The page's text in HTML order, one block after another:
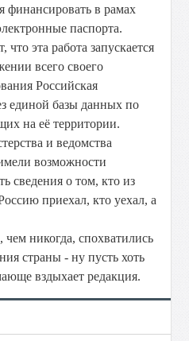
финансировать в рамах
паспорта.
эта работа запускается
всего своего
Российская
единой базы данных по
на её территории.
и ведомства
возможности
сведения о том, кто из
приехал, кто уехал, а
никогда, спохватились
страны - ну пусть хоть
вздыхает редакция.